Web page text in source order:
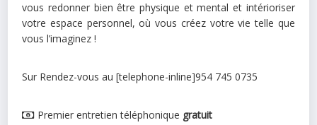
vous redonner bien être physique et mental et intérioriser
votre espace personnel, où vous créez votre vie telle que
vous l’imaginez !
Sur Rendez-vous au [telephone-inline]954 745 0735
Premier entretien téléphonique gratuit